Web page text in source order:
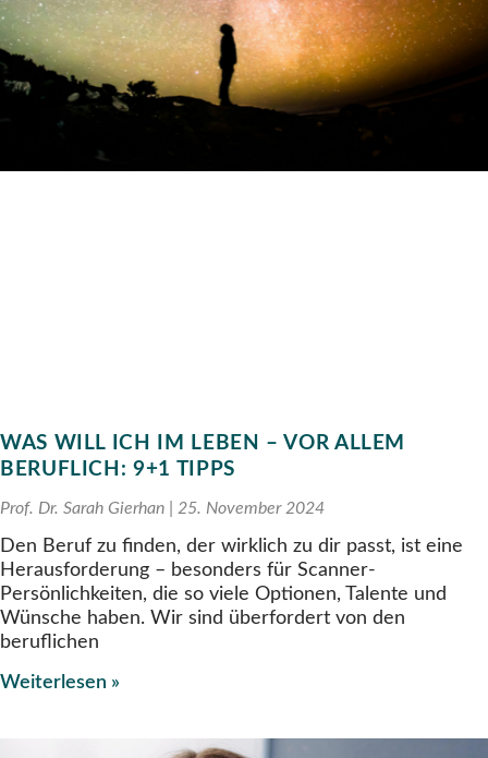
WAS WILL ICH IM LEBEN – VOR ALLEM
BERUFLICH: 9+1 TIPPS
Prof. Dr. Sarah Gierhan 25. November 2024
Den Beruf zu finden, der wirklich zu dir passt, ist eine
Herausforderung – besonders für Scanner-
Persönlichkeiten, die so viele Optionen, Talente und
Wünsche haben. Wir sind überfordert von den
beruflichen
Weiterlesen »